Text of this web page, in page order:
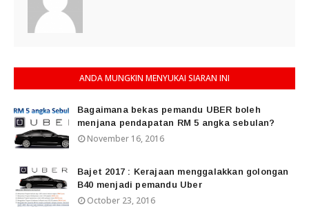
ANDA MUNGKIN MENYUKAI SIARAN INI
Bagaimana bekas pemandu UBER boleh
menjana pendapatan RM 5 angka sebulan?
November 16, 2016
Bajet 2017 : Kerajaan menggalakkan golongan
B40 menjadi pemandu Uber
October 23, 2016